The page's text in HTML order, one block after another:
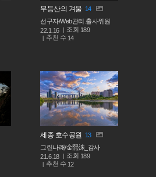
무등산의 겨울 14
선구자/Web관리.출사위원
22.1.16
조회 189
추천 수 14
세종 호수공원 13
그린나래/金熙洙_감사
21.6.18
조회 189
추천 수 12